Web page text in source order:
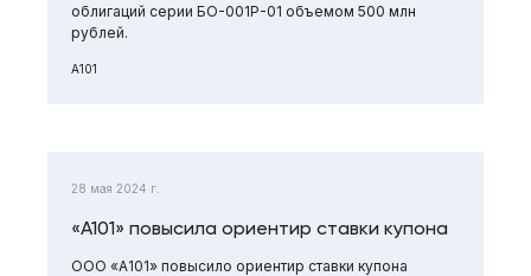
облигаций серии БО-001Р-01 объемом 500 млн
рублей.
А101
28 мая 2024 г.
«А101» повысила ориентир ставки купона
ООО «А101» повысило ориентир ставки купона